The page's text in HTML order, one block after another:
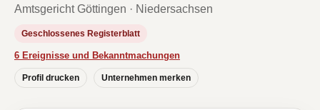
Amtsgericht Göttingen · Niedersachsen
Geschlossenes Registerblatt
6 Ereignisse und Bekanntmachungen
Profil drucken Unternehmen merken